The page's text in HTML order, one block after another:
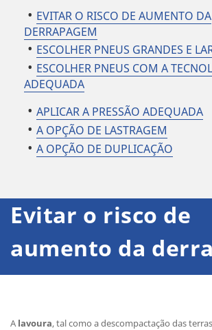
EVITAR O RISCO DE AUMENTO DA
DERRAPAGEM
ESCOLHER PNEUS GRANDES E
ESCOLHER PNEUS COM A
ADEQUADA
APLICAR A PRESSÃO ADEQUADA
A OPÇÃO DE LASTRAGEM
A OPÇÃO DE DUPLICAÇÃO
Evitar o risco de
aumento da
A lavoura, tal como a descompactação das